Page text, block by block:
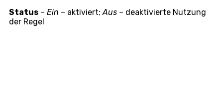
Status – Ein – aktiviert;Aus – deaktivierte Nutzung
der Regel